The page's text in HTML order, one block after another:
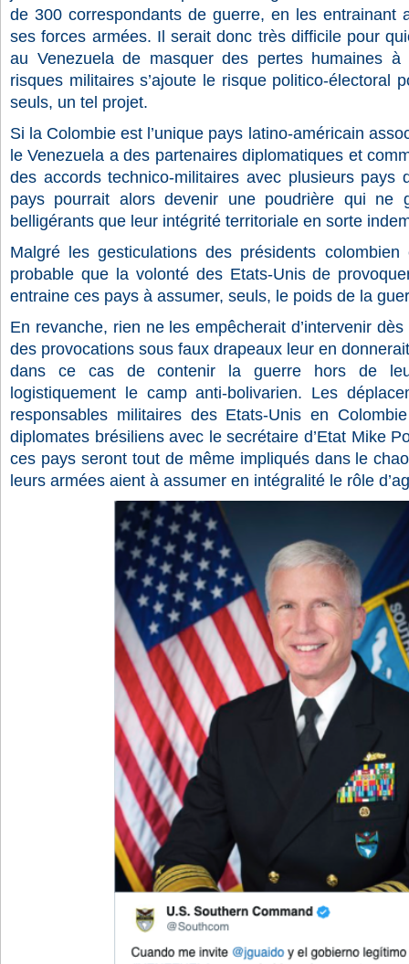
de 300 correspondants de guerre, en les entrainant
ses forces armées. Il serait donc très difficile pour
au Venezuela de masquer des pertes humaines
risques militaires s’ajoute le risque politico-électoral
seuls, un tel projet.
Si la Colombie est l’unique pays latino-américain
le Venezuela a des partenaires diplomatiques et
des accords technico-militaires avec plusieurs pays
pays pourrait alors devenir une poudrière qui ne
belligérants que leur intégrité territoriale en sorte
Malgré les gesticulations des présidents
probable que la volonté des Etats-Unis de
entraine ces pays à assumer, seuls, le poids de la
En revanche, rien ne les empêcherait d’intervenir
des provocations sous faux drapeaux leur en
dans ce cas de contenir la guerre hors de
logistiquement le camp anti-bolivarien. Les
responsables militaires des Etats-Unis en
diplomates brésiliens avec le secrétaire d’Etat Mike
ces pays seront tout de même impliqués dans le
leurs armées aient à assumer en intégralité le rôle